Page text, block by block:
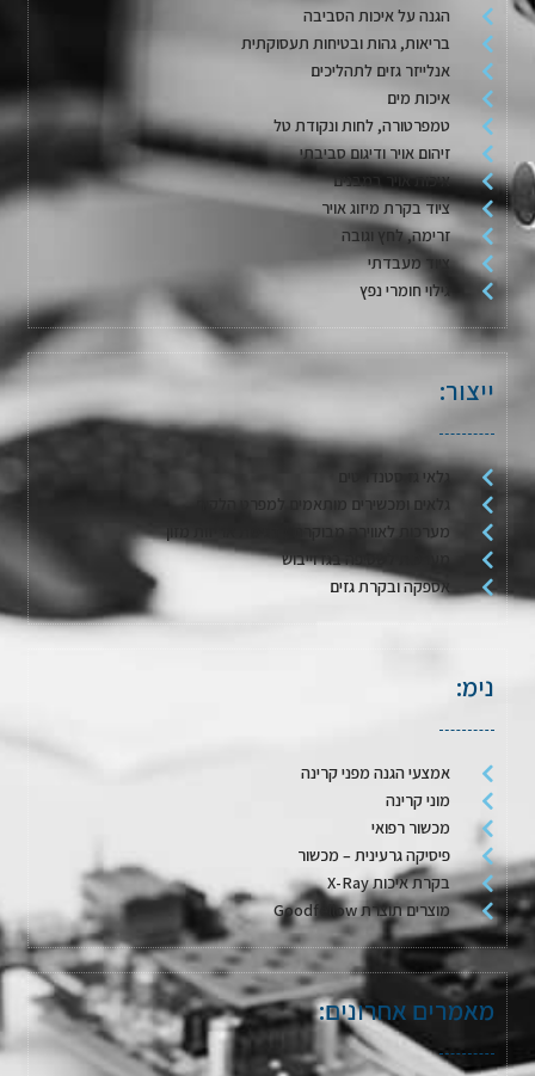
הגנה על איכות הסביבה
בריאות, גהות ובטיחות תעסוקתית
אנלייזר גזים לתהליכים
איכות מים
טמפרטורה, לחות ונקודת טל
זיהום אויר ודיגום סביבתי
איכות אויר במבנים
ציוד בקרת מיזוג אויר
זרימה, לחץ וגובה
ציוד מעבדתי
גילוי חומרי נפץ
ייצור:
גלאי גז סטנדרטים
גלאים ומכשירים מותאמים למפרט הלקוח
מערכות לאווירה מבוקרת / דגימת אריזות מזון
מערכות לשטיפה בגז וייבוש
אספקה ובקרת גזים
נימ:
אמצעי הגנה מפני קרינה
מוני קרינה
מכשור רפואי
פיסיקה גרעינית – מכשור
בקרת איכות X-Ray
מוצרים תוצרת Goodfellow
מאמרים אחרונים: